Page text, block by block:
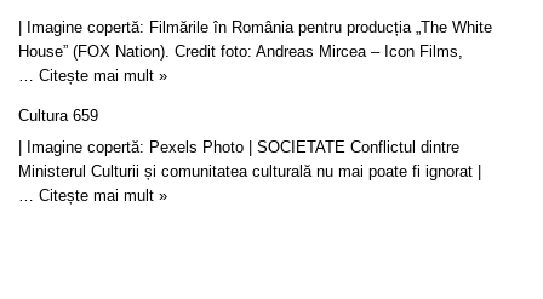
| Imagine copertă: Filmările în România pentru producția „The White
House” (FOX Nation). Credit foto: Andreas Mircea – Icon Films,
Citește mai mult »
Cultura 659
| Imagine copertă: Pexels Photo | SOCIETATE Conflictul dintre
Ministerul Culturii și comunitatea culturală nu mai poate fi ignorat |
… Citește mai mult »